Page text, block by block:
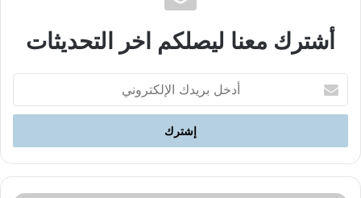
أشترك معنا ليصلكم اخر التحديثات
بريدك
الإلكتروني